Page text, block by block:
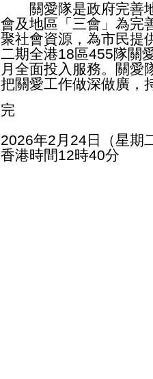
關愛隊是政府完善地
會及地區「三會」為完
聚社會資源，為市民提
二期全港18區455隊關
月全面投入服務。關愛
把關愛工作做深做廣，
完
2026年2月24日（星期
香港時間12時40分